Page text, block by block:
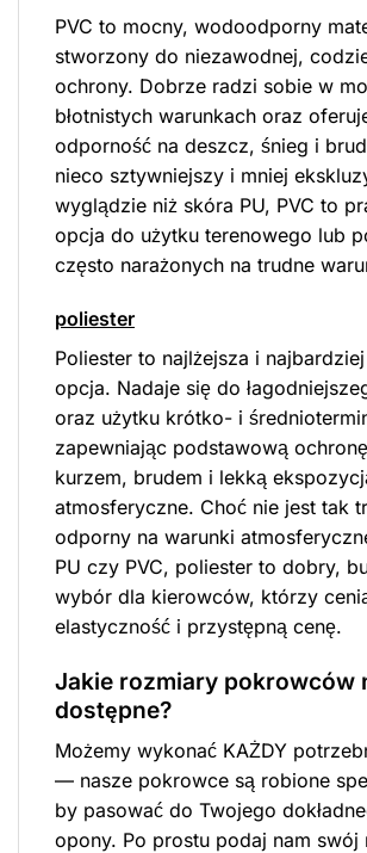
PVC to mocny, wodoodporny
stworzony do niezawodnej,
ochrony. Dobrze radzi sobie w
błotnistych warunkach oraz
odporność na deszcz, śnieg i
nieco sztywniejszy i mniej
wyglądzie niż skóra PU, PVC to
opcja do użytku terenowego lub
często narażonych na trudne
poliester
Poliester to najlżejsza i
opcja. Nadaje się do
oraz użytku krótko- i
zapewniając podstawową
kurzem, brudem i lekką
atmosferyczne. Choć nie jest tak
odporny na warunki
PU czy PVC, poliester to dobry,
wybór dla kierowców, którzy
elastyczność i przystępną cenę.
Jakie rozmiary pokrowców
dostępne?
Możemy wykonać KAŻDY
— nasze pokrowce są robione
by pasować do Twojego
opony. Po prostu podaj nam swój